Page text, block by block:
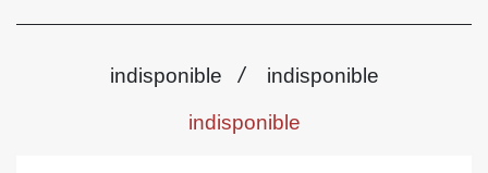
indisponible / indisponible
indisponible